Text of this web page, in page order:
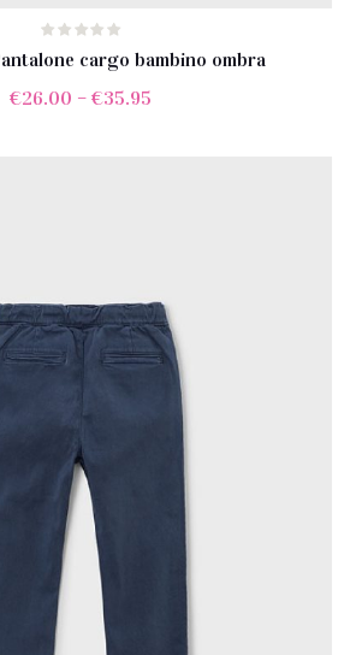
cargo bambino ombra
€26.00 – €35.95